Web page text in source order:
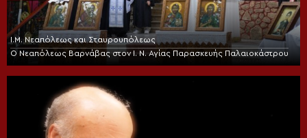
Ι.Μ. Νεαπόλεως και Σταυρουπόλεως
Ο Νεαπόλεως Βαρνάβας στον Ι. Ν. Αγίας Παρασκευής Παλαιοκάστρου